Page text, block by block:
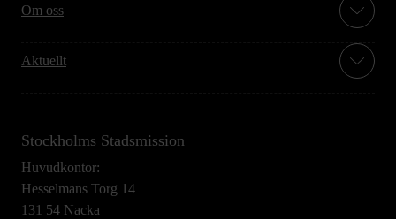
Om oss
Aktuellt
Stockholms Stadsmission
Huvudkontor:
Hesselmans Torg 14
131 54 Nacka